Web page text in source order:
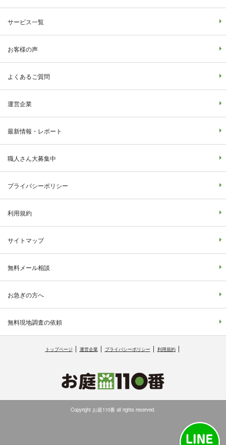
サービス一覧
お客様の声
よくあるご質問
運営企業
最新情報・レポート
職人さん大募集中
プライバシーポリシー
利用規約
サイトマップ
無料メール相談
お急ぎの方へ
無料現地調査の依頼
トップページ 運営企業 プライバシーポリシー 利用規約
Copyright お庭110番 all rights reserved.